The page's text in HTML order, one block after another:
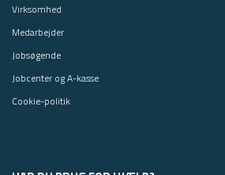
Virksomhed
Medarbejder
Jobsøgende
Jobcenter og A-kasse
Cookie-politik